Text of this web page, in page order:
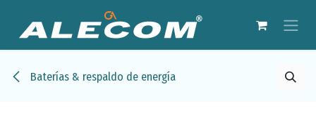
Baterías & respaldo de energía